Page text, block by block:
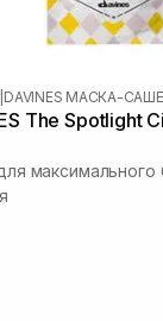
DAVINES МАСКА-САШЕ
The Spotlight
максимального